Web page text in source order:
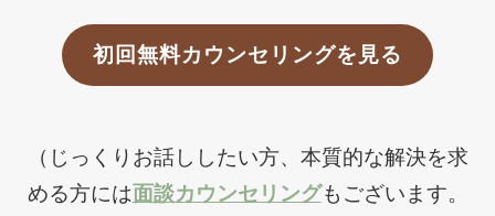
初回無料カウンセリングを見る
（じっくりお話ししたい方、本質的な解決を求
める方には面談カウンセリングもございます。